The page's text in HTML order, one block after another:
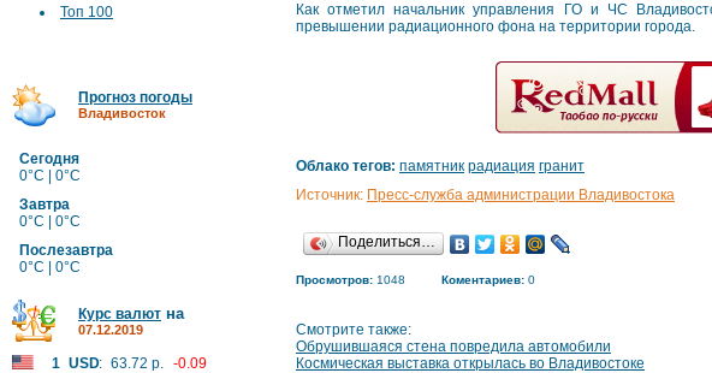
Топ 100
Прогноз погоды
Владивосток
Сегодня
0°C | 0°C
Завтра
0°C | 0°C
Послезавтра
0°C | 0°C
Курс валют на
07.12.2019
1 USD: 63.72 р. -0.09
Как отметил начальник управления ГО и ЧС
превышении радиационного фона на территории города.
Облако тегов: памятник радиация гранит
Источник: Пресс-служба администрации Владивостока
Поделиться…
Просмотров: 1048 Коментариев: 0
Смотрите также:
Обрушившаяся стена повредила автомобили
Космическая выставка открылась во Владивостоке